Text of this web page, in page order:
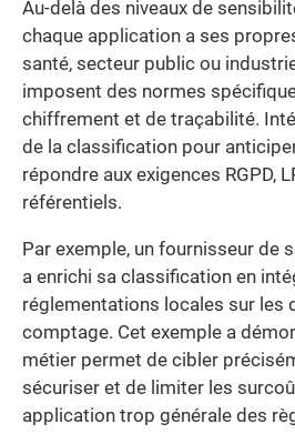
Au-delà des niveaux de
chaque application a ses
santé, secteur public ou
imposent des normes
chiffrement et de traçabilité.
de la classification pour
répondre aux exigences RGPD,
référentiels.
Par exemple, un fournisseur de
a enrichi sa classification en
réglementations locales sur les
comptage. Cet exemple a
métier permet de cibler
sécuriser et de limiter les
application trop générale des